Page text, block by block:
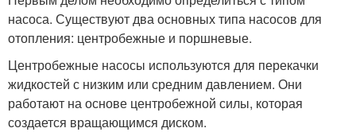
насоса. Существуют два основных типа насосов для
отопления: центробежные и поршневые.
Центробежные насосы используются для перекачки
жидкостей с низким или средним давлением. Они
работают на основе центробежной силы, которая
создается вращающимся диском.